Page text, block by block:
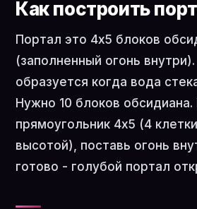
Как построить
Портал это 4x5 блоков
(заполненный огонь
образуется когда вода
Нужно 10 блоков обсидиана.
прямоугольник 4x5 (4
высотой), поставь огонь
готово - голубой портал